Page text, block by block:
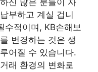
신 많은 분들이 자
부하고 계실 겁니
수적이며, KB손해보
변경하는 것은 생
어질 수 있습니다.
래 환경의 변화로